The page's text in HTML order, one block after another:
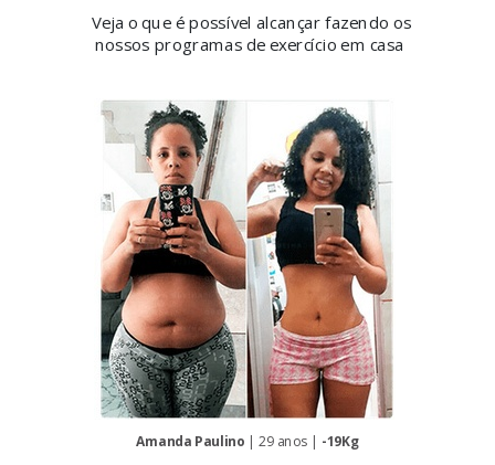
Veja o que é possível alcançar fazendo os
nossos programas de exercício em casa
Amanda Paulino | 29 anos | -19Kg